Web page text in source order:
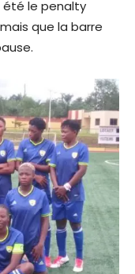
été le penalty
que la barre